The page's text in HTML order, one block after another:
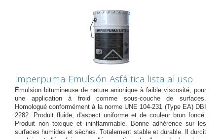
Imperpuma Emulsión Asfáltica lista al uso
Émulsion bitumineuse de nature anionique à faible viscosité, pour
une application à froid comme sous-couche de surfaces.
Homologué conformément à la norme UNE 104-231 (Type EA) DBI
2282. Produit fluide, d'aspect uniforme et de couleur brun foncé.
Produit non toxique et ininflammable. Bonne adhérence sur les
surfaces humides et sèches. Totalement stable et durable. Il durcit